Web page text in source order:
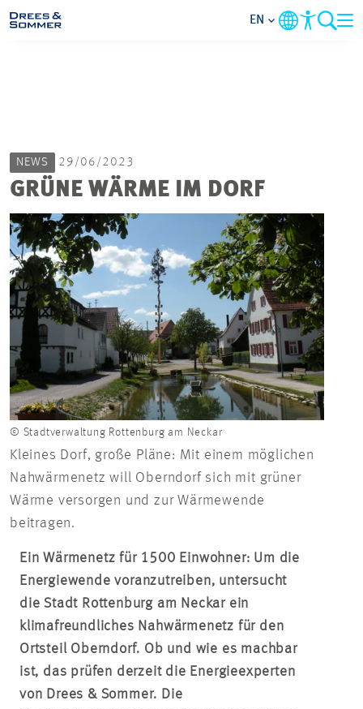
FOCUS AREAS
CAREER
PROJECTS
CONTACT
EN
NEWS 29/06/2023
GRÜNE WÄRME IM DORF
© Stadtverwaltung Rottenburg am Neckar
Kleines Dorf, große Pläne: Mit einem möglichen
Nahwärmenetz will Oberndorf sich mit grüner
Wärme versorgen und zur Wärmewende
beitragen.
Ein Wärmenetz für 1500 Einwohner: Um die
Energiewende voranzutreiben, untersucht
die Stadt Rottenburg am Neckar ein
klimafreundliches Nahwärmenetz für den
Ortsteil Oberndorf. Ob und wie es machbar
ist, das prüfen derzeit die Energieexperten
von Drees & Sommer. Die